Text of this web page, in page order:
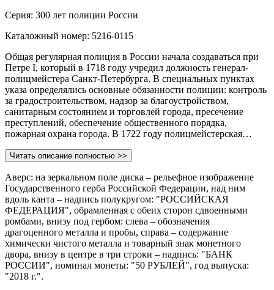
Серия: 300 лет полиции России
Каталожный номер: 5216-0115
Общая регулярная полиция в России начала создаваться при
Петре I, который в 1718 году учредил должность генерал-
полицмейстера Санкт-Петербурга. В специальных пунктах
указа определялись основные обязанности полиции: контроль
за градостроительством, надзор за благоустройством,
санитарным состоянием и торговлей города, пресечение
преступлений, обеспечение общественного порядка,
пожарная охрана города. В 1722 году полицмейстерская…
Читать описание полностью >>
Аверс: на зеркальном поле диска – рельефное изображение
Государственного герба Российской Федерации, над ним
вдоль канта – надпись полукругом: "РОССИЙСКАЯ
ФЕДЕРАЦИЯ", обрамленная с обеих сторон сдвоенными
ромбами, внизу под гербом: слева – обозначения
драгоценного металла и пробы, справа – содержание
химически чистого металла и товарный знак монетного
двора, внизу в центре в три строки – надпись: "БАНК
РОССИИ", номинал монеты: "50 РУБЛЕЙ", год выпуска:
"2018 г.".